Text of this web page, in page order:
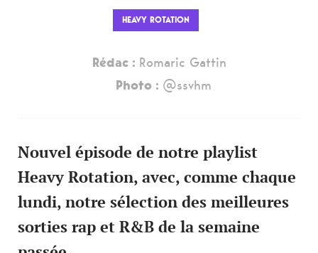
HEAVY ROTATION
Rédac : Romaric Gattin
Photo : @ssvhm
Nouvel épisode de notre playlist
Heavy Rotation, avec, comme chaque
lundi, notre sélection des meilleures
sorties rap et R&B de la semaine